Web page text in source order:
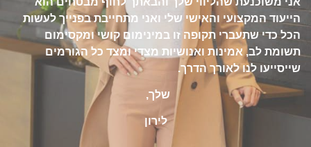
הייעוד המקצועי והאישי שלי ואני מתחייבת בפנייך לעשות
הכל כדי שתעברי תקופה זו במינימום קושי ומקסימום
תשומת לב, אמינות ואנושיות מצדי ומצד כל הגורמים
שייסייעו לנו לאורך הדרך.
שלך,
לירון